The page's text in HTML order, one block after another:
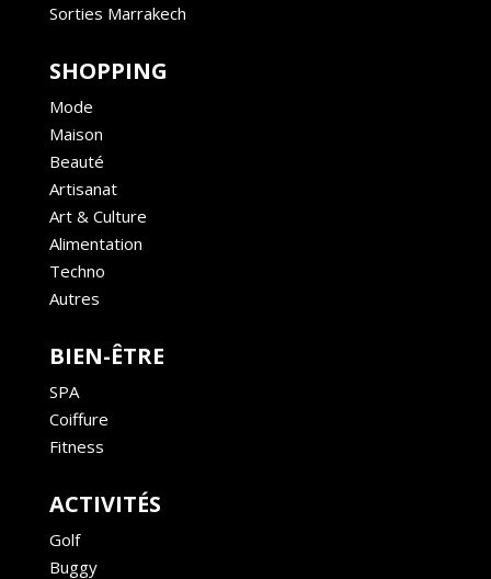
Sorties Marrakech
SHOPPING
Mode
Maison
Beauté
Artisanat
Art & Culture
Alimentation
Techno
Autres
BIEN-ÊTRE
SPA
Coiffure
Fitness
ACTIVITÉS
Golf
Buggy